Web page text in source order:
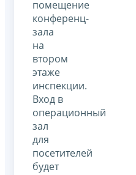
помещение
конференц-
зала
на
втором
этаже
инспекции.
Вход в
операционный
зал
для
посетителей
будет